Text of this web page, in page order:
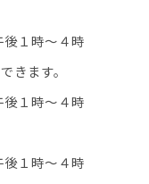
１時～４時
ます。
～４時
～４時